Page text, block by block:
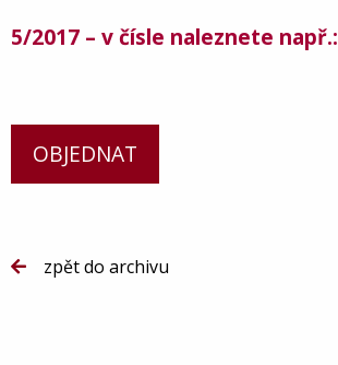
5/2017 – v čísle naleznete např.:
OBJEDNAT
zpět do archivu